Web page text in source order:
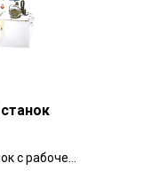
с рабочей